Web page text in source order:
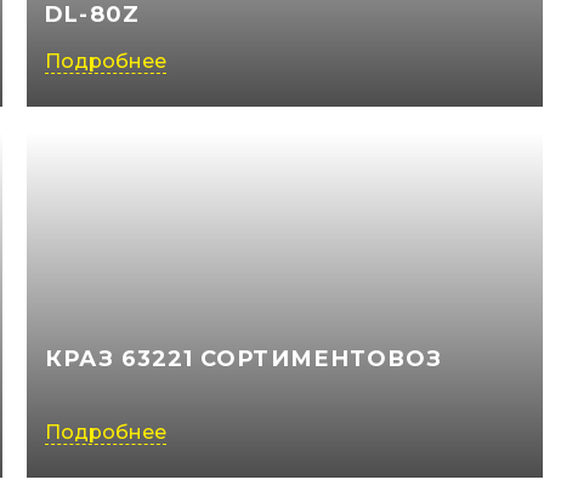
DL-80Z
Подробнее
КРАЗ 63221 СОРТИМЕНТОВОЗ
Подробнее